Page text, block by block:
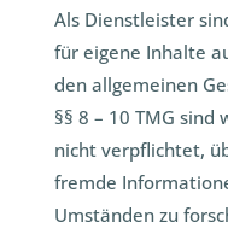
Als Dienstleister
für eigene Inhalte
den allgemeinen
§§ 8 – 10 TMG
nicht verpflichtet,
fremde
Umständen zu